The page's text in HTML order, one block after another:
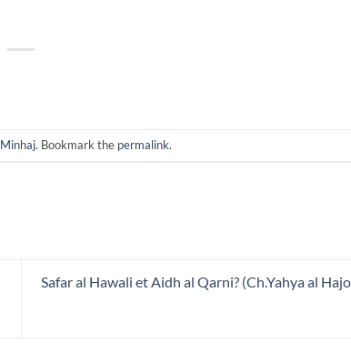
Minhaj. Bookmark the permalink.
Safar al Hawali et Aidh al Qarni? (Ch.Yahya al